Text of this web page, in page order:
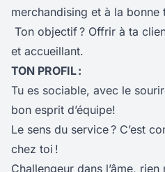
merchandising et à la bonne
Ton objectif ? Offrir à ta
et accueillant.
TON PROFIL :
Tu es sociable, avec le
bon esprit d’équipe!
Le sens du service ? C’est
chez toi !
Challengeur dans l’âme, rien